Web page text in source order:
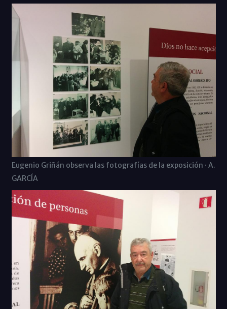
Eugenio Griñán observa las fotografías de la exposición · A.
GARCÍA